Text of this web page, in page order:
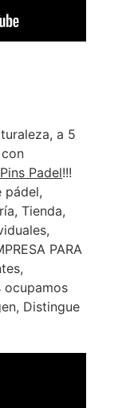
a 5
Pins Padel!!!
pádel,
Tienda,
PARA
ocupamos
Distingue